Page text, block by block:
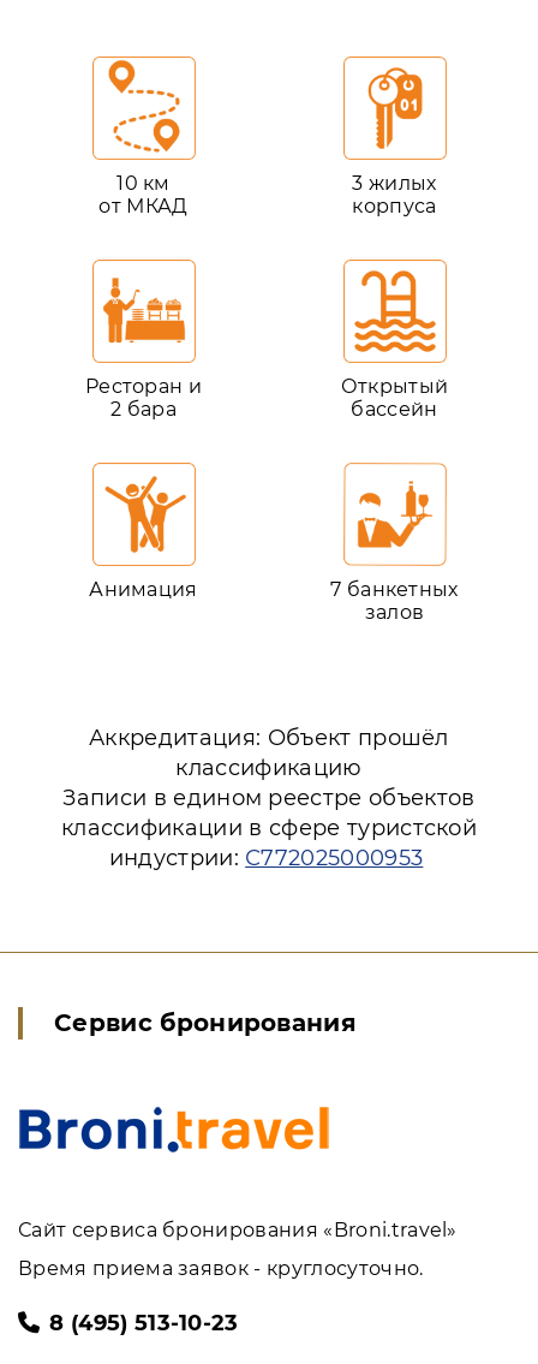
10 км
от МКАД
3 жилых
корпуса
Ресторан и
2 бара
Открытый
бассейн
Анимация
7 банкетных
залов
Аккредитация: Объект прошёл
классификацию
Записи в едином реестре объектов
классификации в сфере туристской
индустрии: С772025000953
Сервис бронирования
Сайт сервиса бронирования «Broni.travel»
Время приема заявок - круглосуточно.
8 (495) 513-10-23